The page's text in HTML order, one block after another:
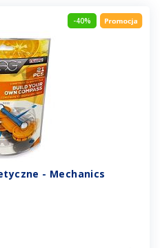
-40%
- Mechanics